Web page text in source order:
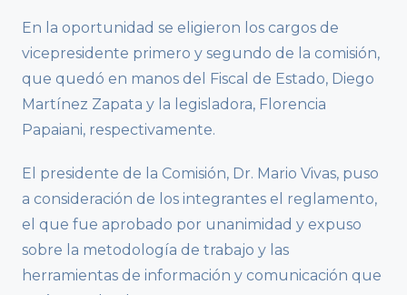
En la oportunidad se eligieron los cargos de
vicepresidente primero y segundo de la comisión,
que quedó en manos del Fiscal de Estado, Diego
Martínez Zapata y la legisladora, Florencia
Papaiani, respectivamente.
El presidente de la Comisión, Dr. Mario Vivas, puso
a consideración de los integrantes el reglamento,
el que fue aprobado por unanimidad y expuso
sobre la metodología de trabajo y las
herramientas de información y comunicación que